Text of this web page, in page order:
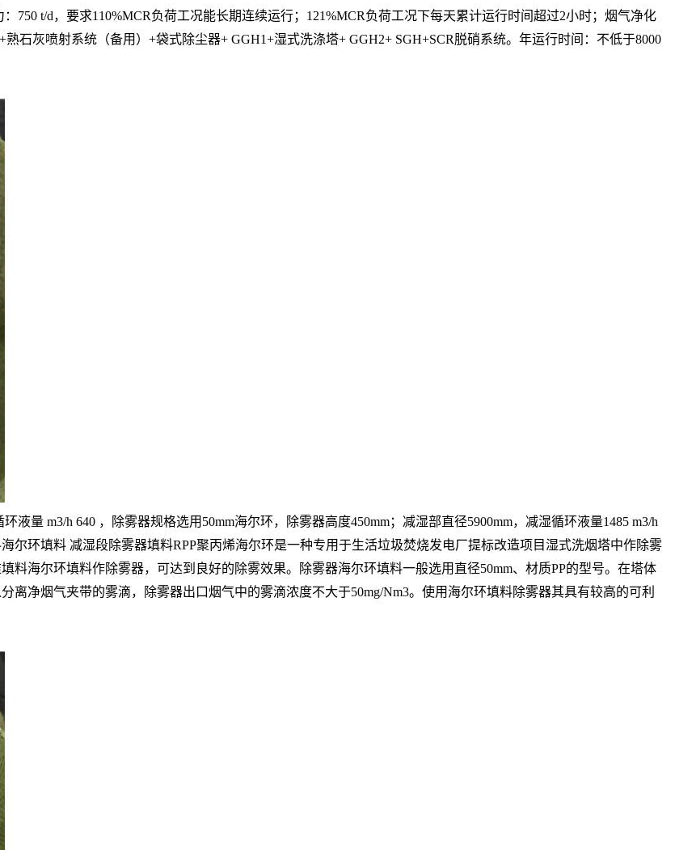
t/d，要求110%MCR负荷工况能长期连续运行；121%MCR负荷工况下每天累计运行时间超过2小时；烟气净化
石灰喷射系统（备用）+袋式除尘器+ GGH1+湿式洗涤塔+ GGH2+ SGH+SCR脱硝系统。年运行时间：不低于8000
量 m3/h 640 ，除雾器规格选用50mm海尔环，除雾器高度450mm；减湿部直径5900mm，减湿循环液量1485 m3/h
尔环填料 减湿段除雾器填料RPP聚丙烯海尔环是一种专用于生活垃圾焚烧发电厂提标改造项目湿式洗烟塔中作除雾
海尔环填料作除雾器，可达到良好的除雾效果。除雾器海尔环填料一般选用直径50mm、材质PP的型号。在塔体
净烟气夹带的雾滴，除雾器出口烟气中的雾滴浓度不大于50mg/Nm3。使用海尔环填料除雾器其具有较高的可利